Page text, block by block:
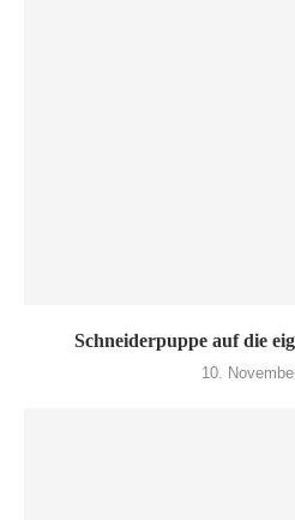
Schneiderpuppe auf die
10.